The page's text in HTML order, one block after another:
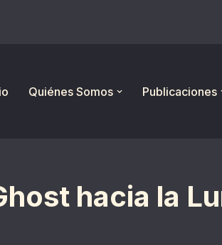
Quiénes Somos Publicaciones
hacia la